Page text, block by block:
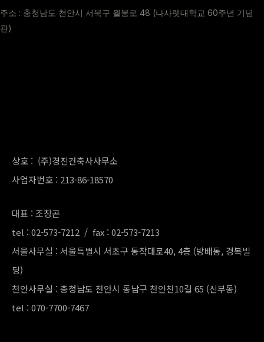
주소 : 충청남도 천안시 서북구 월봉로 48 (나사렛대학교 60주년 기념
관)
상호 : (주)경진건축사사무소
사업자번호 : 213-86-18570
대표 : 조창곤
tel : 02-573-7212 / fax : 02-573-7213
서울사무실 : 서울특별시 서초구 동작대로40, 4층 (방배동, 경복빌
딩)
천안사무실 : 충청남도 천안시 동남구 천안천10길 65 (신부동)
tel : 070-7700-7467